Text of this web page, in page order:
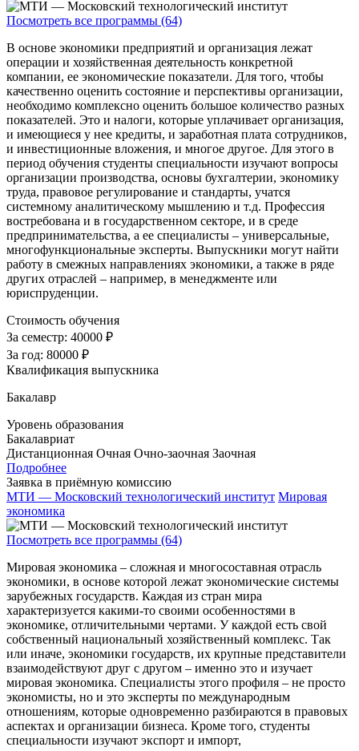
Посмотреть все программы (64)
В основе экономики предприятий и организация лежат
операции и хозяйственная деятельность конкретной
компании, ее экономические показатели. Для того, чтобы
качественно оценить состояние и перспективы организации,
необходимо комплексно оценить большое количество разных
показателей. Это и налоги, которые уплачивает организация,
и имеющиеся у нее кредиты, и заработная плата сотрудников,
и инвестиционные вложения, и многое другое. Для этого в
период обучения студенты специальности изучают вопросы
организации производства, основы бухгалтерии, экономику
труда, правовое регулирование и стандарты, учатся
системному аналитическому мышлению и т.д. Профессия
востребована и в государственном секторе, и в среде
предпринимательства, а ее специалисты – универсальные,
многофункциональные эксперты. Выпускники могут найти
работу в смежных направлениях экономики, а также в ряде
других отраслей – например, в менеджменте или
юриспруденции.
Стоимость обучения
За семестр: 40000 ₽
За год: 80000 ₽
Квалификация выпускника
Бакалавр
Уровень образования
Бакалавриат
Дистанционная Очная Очно-заочная Заочная
Подробнее
Заявка в приёмную комиссию
МТИ — Московский технологический институт Мировая
экономика
Посмотреть все программы (64)
Мировая экономика – сложная и многосоставная отрасль
экономики, в основе которой лежат экономические системы
зарубежных государств. Каждая из стран мира
характеризуется какими-то своими особенностями в
экономике, отличительными чертами. У каждой есть свой
собственный национальный хозяйственный комплекс. Так
или иначе, экономики государств, их крупные представители
взаимодействуют друг с другом – именно это и изучает
мировая экономика. Специалисты этого профиля – не просто
экономисты, но и это эксперты по международным
отношениям, которые одновременно разбираются в правовых
аспектах и организации бизнеса. Кроме того, студенты
специальности изучают экспорт и импорт,